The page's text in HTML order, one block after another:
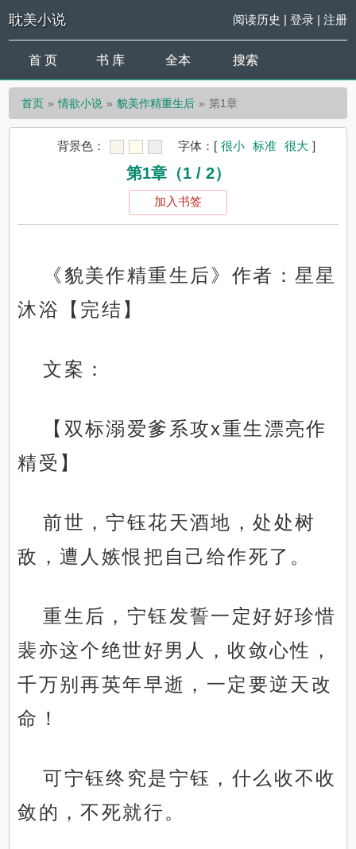
耽美小说 阅读历史 | 登录| 注册
首 页 书 库 全本 搜索
首页 情欲小说 貌美作精重生后 第1章
背景色： 字体： [ 很小 标准 很大 ]
第1章（1 / 2）
加入书签
《貌美作精重生后》作者：星星
沐浴【完结】
文案：
【双标溺爱爹系攻x重生漂亮作
精受】
前世，宁钰花天酒地，处处树
敌，遭人嫉恨把自己给作死了。
重生后，宁钰发誓一定好好珍惜
裴亦这个绝世好男人，收敛心性，
千万别再英年早逝，一定要逆天改
命！
可宁钰终究是宁钰，什么收不收
敛的，不死就行。